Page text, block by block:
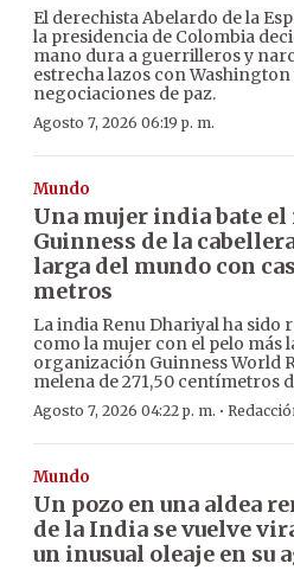
El derechista Abelardo de la
la presidencia de Colombia
mano dura a guerrilleros y
estrecha lazos con Washington
negociaciones de paz.
Agosto 7, 2026 06:19 p. m.
Mundo
Una mujer india bate el
Guinness de la
larga del mundo con
metros
La india Renu Dhariyal ha sido
como la mujer con el pelo más
organización Guinness World
melena de 271,50 centímetros
Agosto 7, 2026 04:22 p. m. ·
Mundo
Un pozo en una aldea
de la India se vuelve
un inusual oleaje en su